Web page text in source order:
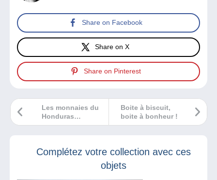
Share on Facebook
Share on X
Share on Pinterest
Boite à biscuit,
boite à bonheur !
Les monnaies du
Honduras
britannique
Complétez votre collection avec ces
objets